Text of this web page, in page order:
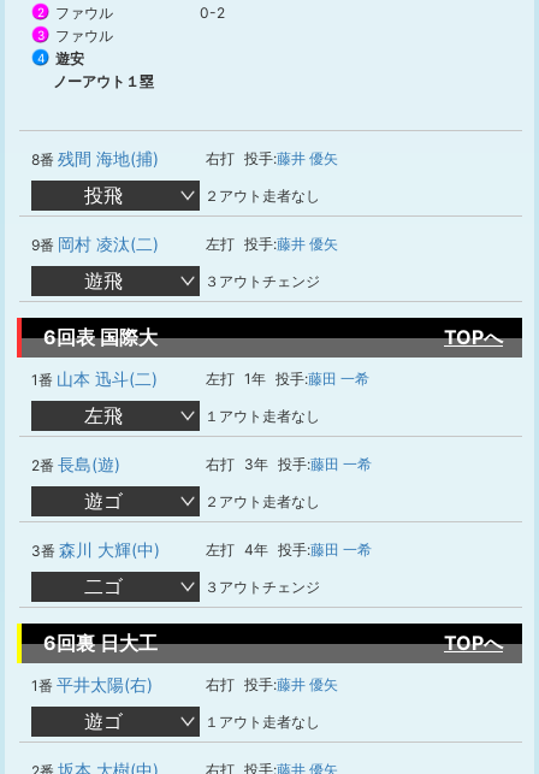
2 ファウル 0-2
3 ファウル
4
遊安
ノーアウト１塁
8番 残間 海地(捕) 右打 投手:藤井 優矢
投飛 ２アウト走者なし
9番 岡村 凌汰(二) 左打 投手:藤井 優矢
遊飛 ３アウトチェンジ
6回表 国際大 TOPへ
1番 山本 迅斗(二) 左打 1年 投手:藤田 一希
左飛 １アウト走者なし
2番 長島(遊) 右打 3年 投手:藤田 一希
遊ゴ ２アウト走者なし
3番 森川 大輝(中) 左打 4年 投手:藤田 一希
二ゴ ３アウトチェンジ
6回裏 日大工 TOPへ
1番 平井太陽(右) 右打 投手:藤井 優矢
遊ゴ １アウト走者なし
坂本 大樹(中) 右打 投手:藤井 優矢